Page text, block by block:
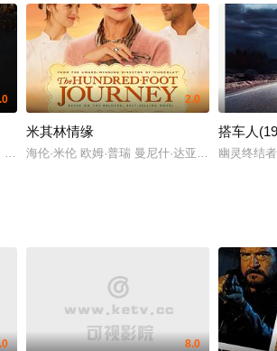
雷安娜·博西利克瓦
2.0
米其林情缘
海伦·米伦 欧姆·普瑞 曼尼什·达亚尔 夏洛特·勒·
搭车人
幽灵终结者
8.0